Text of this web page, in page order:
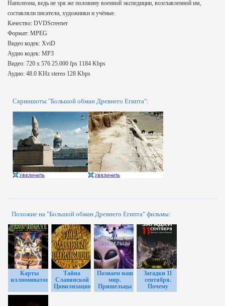
Наполеона, ведь не зря же половину военной экспедиции, возглавленной им,
составляли писатели, художники и учёные.
Качество: DVDScreener
Формат: MPEG
Видео кодек: XviD
Аудио кодек: MP3
Видео: 720 x 576 25.000 fps 1184 Kbps
Аудио: 48.0 KHz stereo 128 Kbps
Скриншоты "Большой обман Древнего Египта":
Похожие на "Большой обман Древнего Египта" фильмы:
Карты
иллюминатов
Тайна
Славянской
Цивилизации
Познаем наш
мир.
Пришельцы
Загадки 11
сентября.
Почему
упали